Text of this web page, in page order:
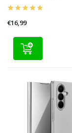
€16,99